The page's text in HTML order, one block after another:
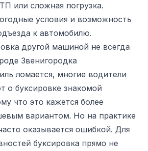
или сложная погрузка.
условия и возможность
к автомобилю.
другой машиной не всегда
Звенигородка
ломается, многие водители
о буксировке знакомой
что это кажется более
вариантом. Но на практике
оказывается ошибкой. Для
буксировка прямо не